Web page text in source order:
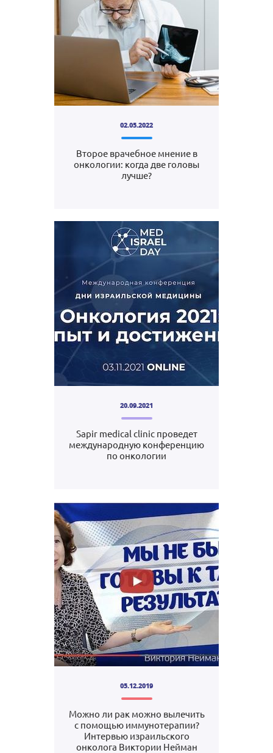
02.05.2022
Второе врачебное мнение в
онкологии: когда две головы
лучше?
20.09.2021
Sapir medical clinic проведет
международную конференцию
по онкологии
05.12.2019
Можно ли рак можно вылечить
с помощью иммунотерапии?
Интервью израильского
онколога Виктории Нейман